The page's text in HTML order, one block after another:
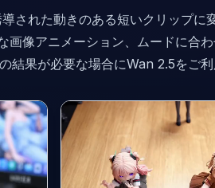
された動きのある短いクリップに
画像アニメーション、ムードに合
果が必要な場合にWan 2.5をご利